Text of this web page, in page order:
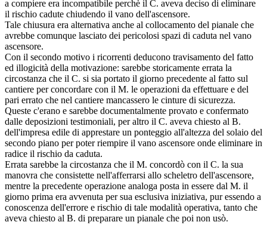
a compiere era incompatibile perchè il C. aveva deciso di eliminare
il rischio cadute chiudendo il vano dell'ascensore.
Tale chiusura era alternativa anche al collocamento del pianale che
avrebbe comunque lasciato dei pericolosi spazi di caduta nel vano
ascensore.
Con il secondo motivo i ricorrenti deducono travisamento del fatto
ed illogicità della motivazione: sarebbe storicamente errata la
circostanza che il C. si sia portato il giorno precedente al fatto sul
cantiere per concordare con il M. le operazioni da effettuare e del
pari errato che nel cantiere mancassero le cinture di sicurezza.
Queste c'erano e sarebbe documentalmente provato e confermato
dalle deposizioni testimoniali, per altro il C. aveva chiesto al B.
dell'impresa edile di apprestare un ponteggio all'altezza del solaio del
secondo piano per poter riempire il vano ascensore onde eliminare in
radice il rischio da caduta.
Errata sarebbe la circostanza che il M. concordò con il C. la sua
manovra che consistette nell'afferrarsi allo scheletro dell'ascensore,
mentre la precedente operazione analoga posta in essere dal M. il
giorno prima era avvenuta per sua esclusiva iniziativa, pur essendo a
conoscenza dell'errore e rischio di tale modalità operativa, tanto che
aveva chiesto al B. di preparare un pianale che poi non usò.